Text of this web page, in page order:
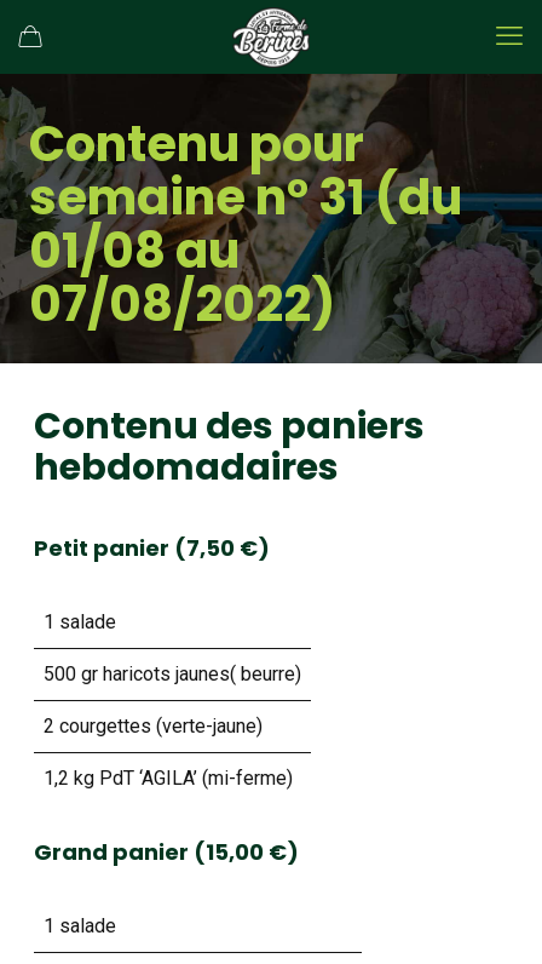
Contenu pour
semaine n° 31 (du
01/08 au
07/08/2022)
Contenu des paniers
hebdomadaires
Petit panier (7,50 €)
1 salade
500 gr haricots jaunes( beurre)
2 courgettes (verte-jaune)
1,2 kg PdT ‘AGILA’ (mi-ferme)
Grand panier (15,00 €)
1 salade